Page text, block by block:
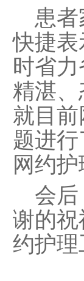
患
快捷
时省
精湛
就目
题进
网约
会
谢的
约护